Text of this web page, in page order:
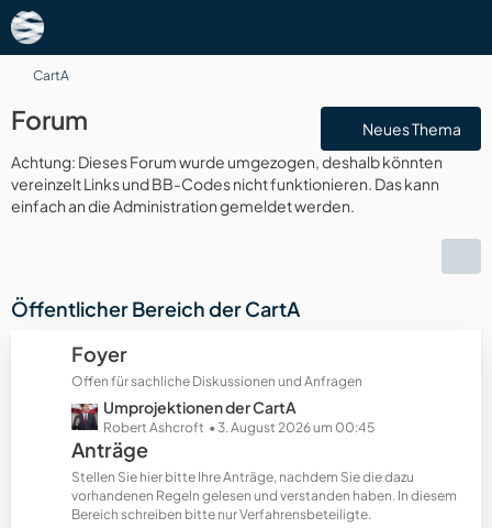
CartA
Forum
Neues Thema
Achtung: Dieses Forum wurde umgezogen, deshalb könnten
vereinzelt Links und BB-Codes nicht funktionieren. Das kann
einfach an die Administration gemeldet werden.
Öffentlicher Bereich der CartA
Foyer
Offen für sachliche Diskussionen und Anfragen
L
e
t
z
t
e
Umprojektionen der CartA
Robert Ashcroft 3. August 2026 um 00:45
Anträge
Stellen Sie hier bitte Ihre Anträge, nachdem Sie die dazu
vorhandenen Regeln gelesen und verstanden haben. In diesem
Bereich schreiben bitte nur Verfahrensbeteiligte.